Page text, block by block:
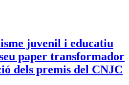
juvenil i educatiu
paper transformador
dels premis del CNJC